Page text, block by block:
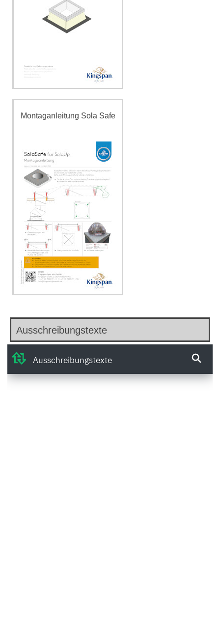
Montaganleitung Sola Safe
Ausschreibungstexte